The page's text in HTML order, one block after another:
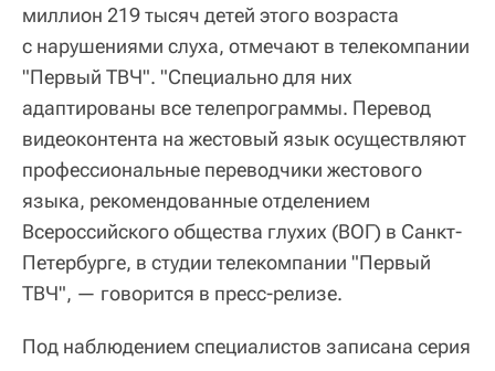
миллион 219 тысяч детей этого возраста
с нарушениями слуха, отмечают в телекомпании
"Первый ТВЧ". "Специально для них
адаптированы все телепрограммы. Перевод
видеоконтента на жестовый язык осуществляют
профессиональные переводчики жестового
языка, рекомендованные отделением
Всероссийского общества глухих (ВОГ) в Санкт-
Петербурге, в студии телекомпании "Первый
ТВЧ", — говорится в пресс-релизе.
Под наблюдением специалистов записана серия